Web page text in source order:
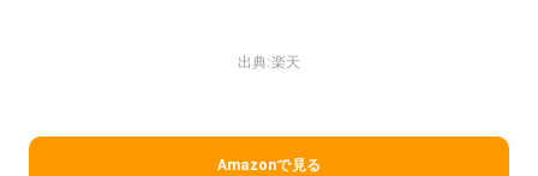
出典:楽天
Amazonで見る